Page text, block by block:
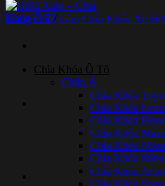
Chìa Khóa Ô Tô
Châu Á
Chìa Khóa
Chìa Khóa
Chìa Khóa
Chìa Khóa
Chìa Khóa
Chìa Khóa
Chìa Khóa
Chìa Khóa
Trang chủ / Làm Chìa Khóa Xe